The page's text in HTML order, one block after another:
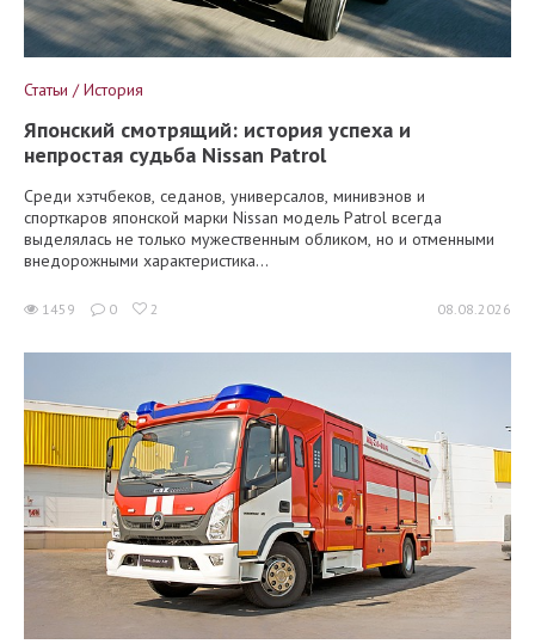
Статьи / История
Японский смотрящий: история успеха и
непростая судьба Nissan Patrol
Среди хэтчбеков, седанов, универсалов, минивэнов и
спорткаров японской марки Nissan модель Patrol всегда
выделялась не только мужественным обликом, но и отменными
внедорожными характеристика...
1459 0 2 08.08.2026